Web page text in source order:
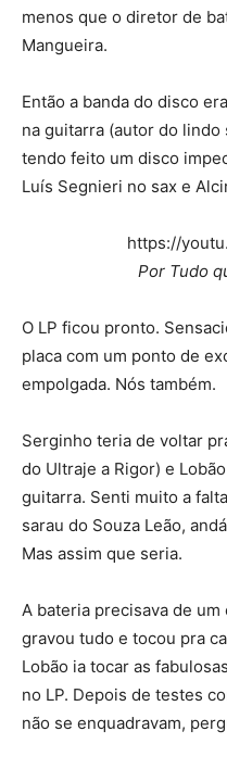
menos que o diretor de
Mangueira.
Então a banda do disco
na guitarra (autor do lindo
tendo feito um disco
Luís Segnieri no sax e
https://
Por Tudo
O LP ficou pronto.
placa com um ponto de
empolgada. Nós também.
Serginho teria de voltar
do Ultraje a Rigor) e
guitarra. Senti muito a
sarau do Souza Leão,
Mas assim que seria.
A bateria precisava de
gravou tudo e tocou pra
Lobão ia tocar as
no LP. Depois de testes
não se enquadravam,